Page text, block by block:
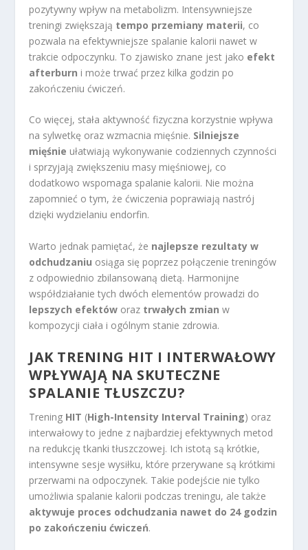
pozytywny wpływ na metabolizm. Intensywniejsze
treningi zwiększają tempo przemiany materii, co
pozwala na efektywniejsze spalanie kalorii nawet w
trakcie odpoczynku. To zjawisko znane jest jako efekt
afterburn i może trwać przez kilka godzin po
zakończeniu ćwiczeń.
Co więcej, stała aktywność fizyczna korzystnie wpływa
na sylwetkę oraz wzmacnia mięśnie. Silniejsze
mięśnie ułatwiają wykonywanie codziennych czynności
i sprzyjają zwiększeniu masy mięśniowej, co
dodatkowo wspomaga spalanie kalorii. Nie można
zapomnieć o tym, że ćwiczenia poprawiają nastrój
dzięki wydzielaniu endorfin.
Warto jednak pamiętać, że najlepsze rezultaty w
odchudzaniu osiąga się poprzez połączenie treningów
z odpowiednio zbilansowaną dietą. Harmonijne
współdziałanie tych dwóch elementów prowadzi do
lepszych efektów oraz trwałych zmian w
kompozycji ciała i ogólnym stanie zdrowia.
JAK TRENING HIT I INTERWAŁOWY
WPŁYWAJĄ NA SKUTECZNE
SPALANIE TŁUSZCZU?
Trening HIT (High-Intensity Interval Training) oraz
interwałowy to jedne z najbardziej efektywnych metod
na redukcję tkanki tłuszczowej. Ich istotą są krótkie,
intensywne sesje wysiłku, które przerywane są krótkimi
przerwami na odpoczynek. Takie podejście nie tylko
umożliwia spalanie kalorii podczas treningu, ale także
aktywuje proces odchudzania nawet do 24 godzin
po zakończeniu ćwiczeń.